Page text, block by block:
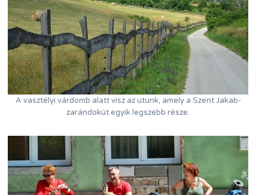
A vasztélyi várdomb alatt visz az utunk, amely a Szent Jakab-
zarándokút egyik legszebb része.